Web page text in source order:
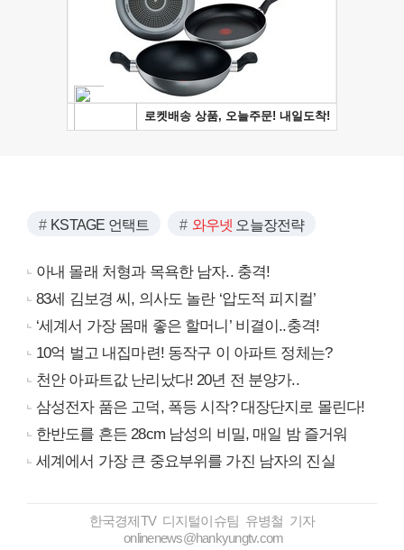
KSTAGE 언택트 와우넷 오늘장전략
아내 몰래 처형과 목욕한 남자.. 충격!
83세 김보경 씨, 의사도 놀란 ‘압도적 피지컬’
‘세계서 가장 몸매 좋은 할머니’ 비결이..충격!
10억 벌고 내집마련! 동작구 이 아파트 정체는?
천안 아파트값 난리났다! 20년 전 분양가..
삼성전자 품은 고덕, 폭등 시작? 대장단지로 몰린다!
한반도를 흔든 28cm 남성의 비밀, 매일 밤 즐거워
세계에서 가장 큰 중요부위를 가진 남자의 진실
한국경제TV 디지털이슈팀 유병철 기자
onlinenews@hankyungtv.com